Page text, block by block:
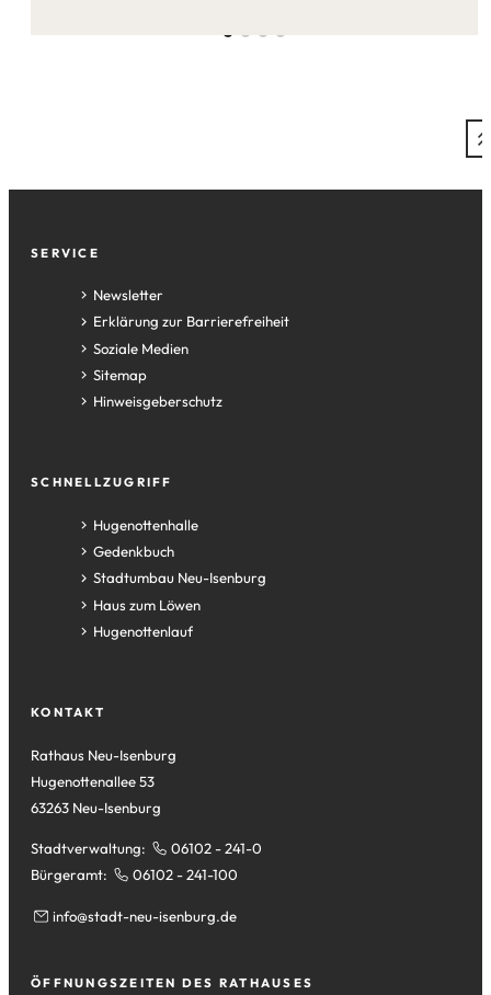
Fußzeile
SERVICE
Newsletter
Erklärung zur Barrierefreiheit
Soziale Medien
Sitemap
Hinweisgeberschutz
SCHNELLZUGRIFF
Hugenottenhalle
(Öffnet
in
einem
neuen
Tab)
Gedenkbuch
(Öffnet
in
einem
neuen
Stadtumbau Neu-Isenburg
(Öffnet
in
einem
Haus zum Löwen
(Öffnet
in
Tab)
Hugenottenlauf
(Öffnet
neuen
KONTAKT
Rathaus Neu-Isenburg
Hugenottenallee 53
63263 Neu-Isenburg
Stadtverwaltung:
06102 - 241-0
Bürgeramt:
06102 - 241-100
info stadt-neu-isenburg de
ÖFFNUNGSZEITEN DES RATHAUSES